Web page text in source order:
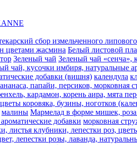
сбор измельченного
цветами жасмина Белый листовой
Зеленый чай Зеленый чай «сенча»,
чай, кусочки имбиря, натуральные
добавки (вишня) календула
папайи, персиков,
кардамон, корень аира, мята
коровяка, бузины, ноготков
малины Мармелад в форме мишек, роза
добавки морковная
листья клубники, лепестки роз,
лепестки розы, лаванда,